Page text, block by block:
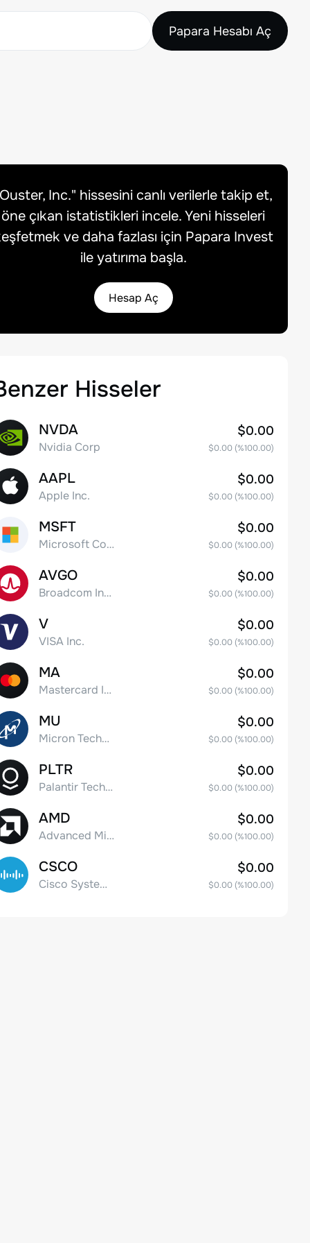
Papara Hesabı Aç
Ouster, Inc." hissesini canlı verilerle takip et,
öne çıkan istatistikleri incele. Yeni hisseleri
ve daha fazlası için Papara Invest
ile yatırıma başla.
Hesap Aç
Hisseler
NVDA
Nvidia Corp
$0.00
$0.00(%100.00)
AAPL
Apple Inc.
$0.00
$0.00(%100.00)
MSFT
Microsoft Corp
$0.00
$0.00(%100.00)
AVGO
Broadcom Inc. Common Stock
$0.00
$0.00(%100.00)
V
VISA Inc.
$0.00
$0.00(%100.00)
MA
Mastercard Incorporated
$0.00
$0.00(%100.00)
MU
Micron Technology, Inc.
$0.00
$0.00(%100.00)
PLTR
Palantir Technologies Inc. Class A Common Stock
$0.00
$0.00(%100.00)
AMD
Advanced Micro Devices
$0.00
$0.00(%100.00)
CSCO
Cisco Systems, Inc. Common Stock (DE)
$0.00
$0.00(%100.00)